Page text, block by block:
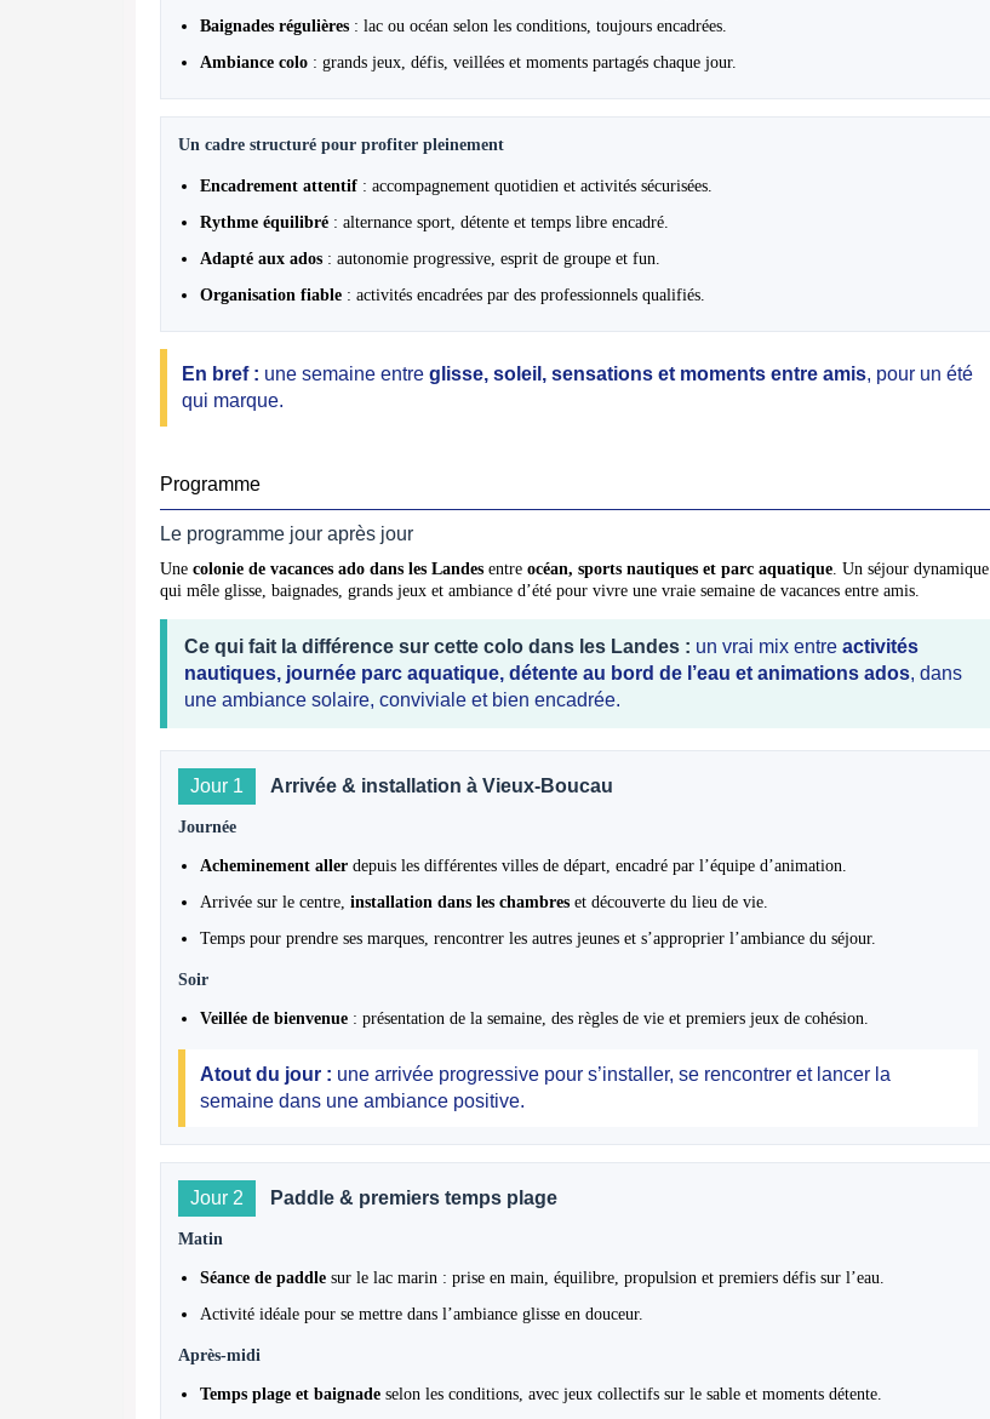
Baignades régulières : lac ou océan selon les conditions, toujours encadrées.
Ambiance colo : grands jeux, défis, veillées et moments partagés chaque jour.
Un cadre structuré pour profiter pleinement
Encadrement attentif : accompagnement quotidien et activités sécurisées.
Rythme équilibré : alternance sport, détente et temps libre encadré.
Adapté aux ados : autonomie progressive, esprit de groupe et fun.
Organisation fiable : activités encadrées par des professionnels qualifiés.
En bref : une semaine entre glisse, soleil, sensations et moments entre amis, pour un été
qui marque.
Programme
Le programme jour après jour
Une colonie de vacances ado dans les Landes entre océan, sports nautiques et parc aquatique . Un séjour dynamique
qui mêle glisse, baignades, grands jeux et ambiance d’été pour vivre une vraie semaine de vacances entre amis.
Ce qui fait la différence sur cette colo dans les Landes : un vrai mix entre activités
nautiques, journée parc aquatique, détente au bord de l’eau et animations ados, dans
une ambiance solaire, conviviale et bien encadrée.
Jour 1 Arrivée & installation à Vieux-Boucau
Journée
Acheminement aller depuis les différentes villes de départ, encadré par l’équipe d’animation.
Arrivée sur le centre, installation dans les chambres et découverte du lieu de vie.
Temps pour prendre ses marques, rencontrer les autres jeunes et s’approprier l’ambiance du séjour.
Soir
Veillée de bienvenue : présentation de la semaine, des règles de vie et premiers jeux de cohésion.
Atout du jour : une arrivée progressive pour s’installer, se rencontrer et lancer la
semaine dans une ambiance positive.
Jour 2 Paddle & premiers temps plage
Matin
Séance de paddle sur le lac marin : prise en main, équilibre, propulsion et premiers défis sur l’eau.
Activité idéale pour se mettre dans l’ambiance glisse en douceur.
Après-midi
Temps plage et baignade selon les conditions, avec jeux collectifs sur le sable et moments détente.